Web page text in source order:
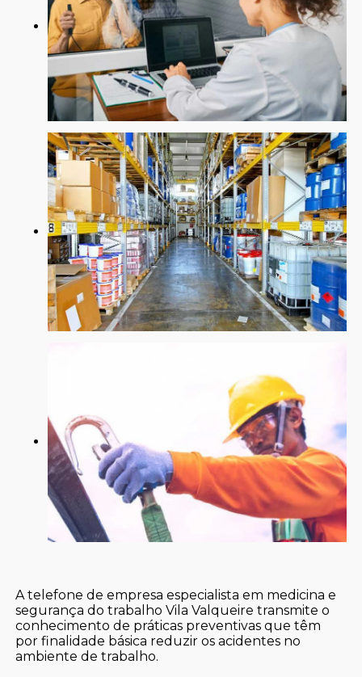
A telefone de empresa especialista em medicina e
segurança do trabalho Vila Valqueire transmite o
conhecimento de práticas preventivas que têm
por finalidade básica reduzir os acidentes no
ambiente de trabalho.